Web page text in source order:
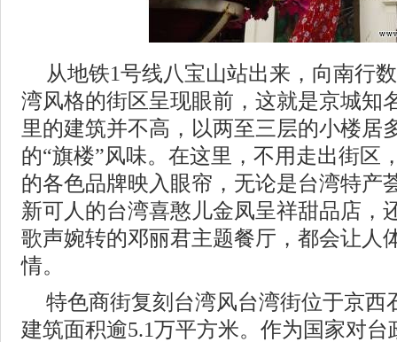
从地铁1号线八宝山站出来，向南行
湾风格的街区呈现眼前，这就是京城知
里的建筑并不高，以两至三层的小楼居
的“旗楼”风味。在这里，不用走出街区
的各色品牌映入眼帘，无论是台湾特产
新可人的台湾喜憨儿金凤呈祥甜品店，
歌声婉转的邓丽君主题餐厅，都会让人
情。
特色商街复刻台湾风台湾街位于京西
建筑面积逾5.1万平方米。作为国家对